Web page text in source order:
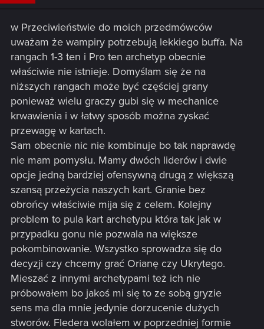
w Przeciwieństwie do moich przedmówców
uważam że wampiry potrzebują lekkiego buffa. Na
rangach 1-3 ten i Pro ten archetyp obecnie
właściwie nie istnieje. Domyślam się że na
niższych rangach może być częściej grany
ponieważ wielu graczy gubi się w mechanice
krwawienia i w łatwy sposób można zyskać
przewagę w kartach.
Sam obecnie nic nie kombinuje bo tak naprawdę
nie mam pomysłu. Mamy dwóch liderów i dwie
opcje jedną bardziej ofensywną drugą z większą
szansą przeżycia naszych kart. Granie bez
obrońcy właściwie mija się z celem. Kolejny
problem to pula kart archetypu która tak jak w
przypadku gonu nie pozwala na większe
pokombinowanie. Wszystko sprowadza się do
decyzji czy chcemy grać Orianę czy Ukrytego.
Mieszać z innymi archetypami też ich nie
próbowałem bo jakoś mi się to ze sobą gryzie
sens ma dla mnie jedynie dorzucenie dużych
stworów. Fledera wolałem w poprzedniej formie